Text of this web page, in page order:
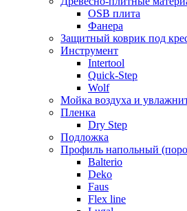
OSB плита
Фанера
Защитный коврик под
Инструмент
Intertool
Quick-Step
Wolf
Мойка воздуха и
Пленка
Dry Step
Подложка
Профиль напольный
Balterio
Deko
Faus
Flex line